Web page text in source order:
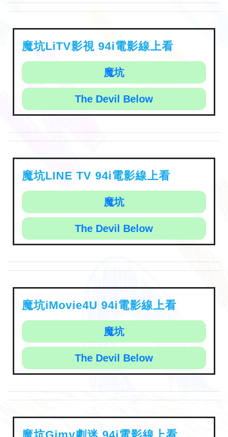
魔坑LiTV影視 94i電影線上看
魔坑
The Devil Below
魔坑LINE TV 94i電影線上看
魔坑
The Devil Below
魔坑iMovie4U 94i電影線上看
魔坑
The Devil Below